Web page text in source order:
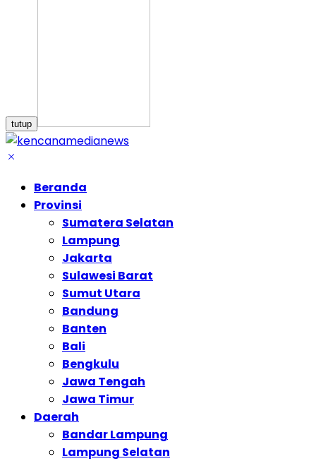
tutup
Beranda
Provinsi
Sumatera Selatan
Lampung
Jakarta
Sulawesi Barat
Sumut Utara
Bandung
Banten
Bali
Bengkulu
Jawa Tengah
Jawa Timur
Daerah
Bandar Lampung
Lampung Selatan